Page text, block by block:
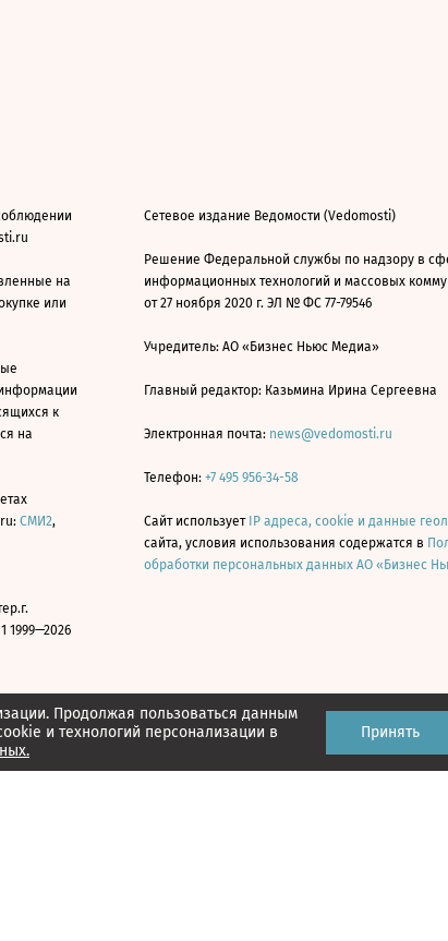
Продолжая пользоваться данным
и технологий персонализации в
Принять
на
или
к
на
СМИ2,
1999—2026
Сетевое издание Ведомости (Vedomosti)
Решение Федеральной службы по надзору в
информационных технологий и массовых
от 27 ноября 2020 г. ЭЛ № ФС 77-79546
Учредитель: АО «Бизнес Ньюс Медиа»
Главный редактор: Казьмина Ирина Сергеевна
Электронная почта: news@vedomosti.ru
Телефон: +7 495 956-34-58
Сайт использует IP адреса, cookie и данные
сайта, условия использования содержатся в
обработки персональных данных АО «Бизнес